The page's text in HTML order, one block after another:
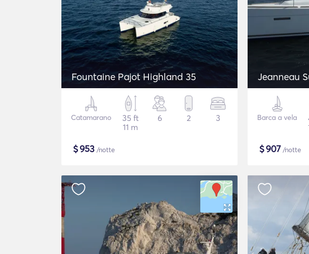
Fountaine Pajot Highland 35
Catamarano
35 ft
11 m
6 2 3
$953 /notte
Jeanneau
Barca a vela
$907 /notte